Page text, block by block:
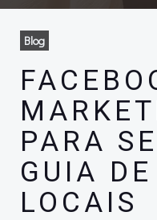
Blog
PARA
GUIA
LOCAIS